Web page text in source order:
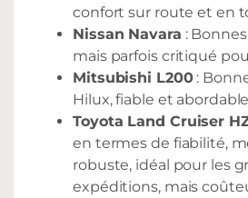
confort sur route et en
Nissan Navara :
mais parfois critiqué
Mitsubishi L200:
Hilux, fiable et
Toyota Land Cruiser
en termes de fiabilité,
robuste, idéal pour les
expéditions, mais